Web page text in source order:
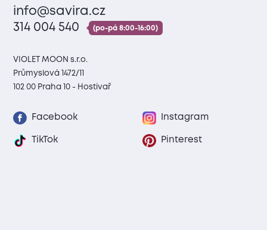
info@savira.cz
314 004 540
(po-pá 8:00-16:00)
VIOLET MOON s.r.o.
Průmyslová 1472/11
102 00 Praha 10 - Hostivař
Facebook Instagram
TikTok Pinterest